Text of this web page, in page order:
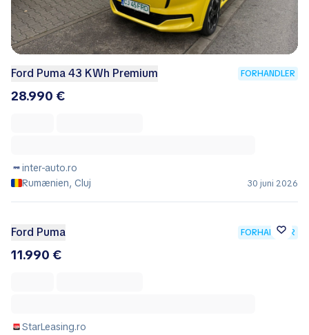
Ford Puma 43 KWh Premium FORHANDLER
28.990 €
inter-auto.ro
Rumænien, Cluj
30 juni 2026
Ford Puma FORHANDLER
11.990 €
StarLeasing.ro